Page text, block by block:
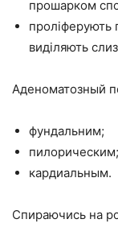
прошарком
проліферують
виділяють
Аденоматозный
фундальним;
пилорическим;
кардиальным.
Спираючись на